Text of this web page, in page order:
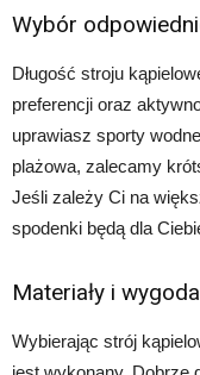
Wybór
Długość stroju
preferencji oraz
uprawiasz sporty
plażowa, zalecamy
Jeśli zależy Ci na
spodenki będą dla
Materiały i wygoda
Wybierając strój